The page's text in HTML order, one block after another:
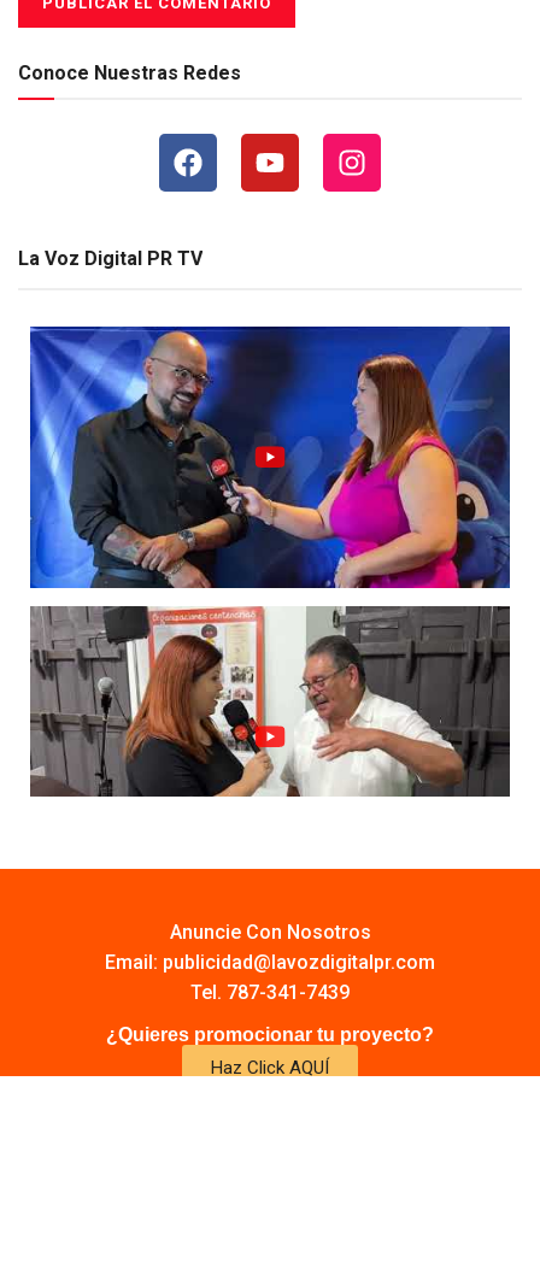
Conoce Nuestras Redes
La Voz Digital PR TV
Anuncie Con Nosotros
Email: publicidad@lavozdigitalpr.com
Tel. 787-341-7439
¿Quieres promocionar tu proyecto?
Haz Click AQUÍ